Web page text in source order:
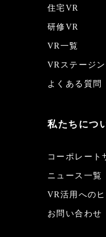
住宅VR
研修VR
VR一覧
VRステージ
よくある質問
私たちにつ
コーポレート
ニュース一覧
VR活用へのヒ
お問い合わせ